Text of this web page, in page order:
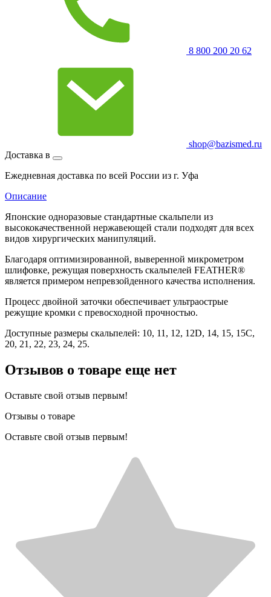
8 800 200 20 62
shop@bazismed.ru
Доставка в
Ежедневная доставка по всей России из г. Уфа
Описание
Японские одноразовые стандартные скальпели из
высококачественной нержавеющей стали подходят для всех
видов хирургических манипуляций.
Благодаря оптимизированной, выверенной микрометром
шлифовке, режущая поверхность скальпелей FEATHER®
является примером непревзойденного качества исполнения.
Процесс двойной заточки обеспечивает ультраострые
режущие кромки с превосходной прочностью.
Доступные размеры скальпелей: 10, 11, 12, 12D, 14, 15, 15C,
20, 21, 22, 23, 24, 25.
Отзывов о товаре еще нет
Оставьте свой отзыв первым!
Отзывы о товаре
Оставьте свой отзыв первым!